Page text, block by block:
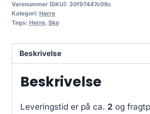
Varenummer (SKU): 30f97447c09c
Kategori: Herre
Tags: Herre, Sko
Beskrivelse
Beskrivelse
Leveringstid er på ca. 2 og